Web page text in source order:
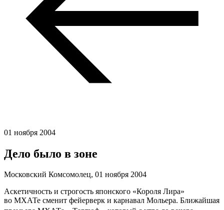
01 ноября 2004
Дело было в зоне
Московский Комсомолец, 01 ноября 2004
Аскетичность и строгость японского «Короля Лира»
во МХАТе сменит фейерверк и карнавал Мольера. Ближайшая